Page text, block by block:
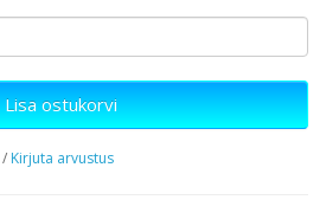
Lisa ostukorvi
/ Kirjuta arvustus